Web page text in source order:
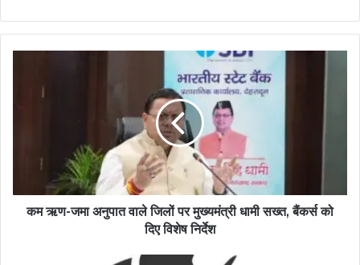
कम ऋण-जमा अनुपात वाले जिलों पर मुख्यमंत्री धामी सख्त, बैंकर्स को
दिए विशेष निर्देश